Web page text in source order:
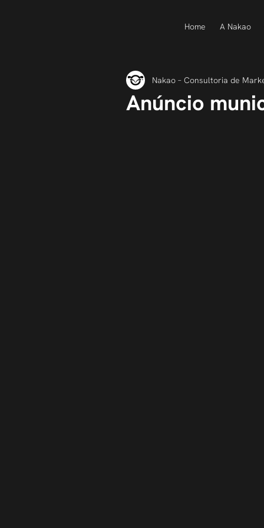
Home A Nakao
Anúncio
Nakao – Consultoria de